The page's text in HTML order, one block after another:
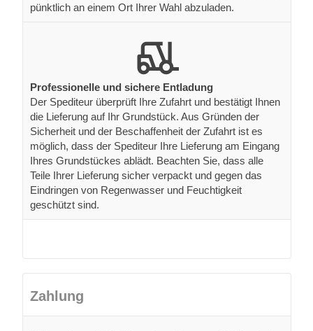
pünktlich an einem Ort Ihrer Wahl abzuladen.
Professionelle und sichere Entladung
Der Spediteur überprüft Ihre Zufahrt und bestätigt Ihnen
die Lieferung auf Ihr Grundstück. Aus Gründen der
Sicherheit und der Beschaffenheit der Zufahrt ist es
möglich, dass der Spediteur Ihre Lieferung am Eingang
Ihres Grundstückes ablädt. Beachten Sie, dass alle
Teile Ihrer Lieferung sicher verpackt und gegen das
Eindringen von Regenwasser und Feuchtigkeit
geschützt sind.
Zahlung